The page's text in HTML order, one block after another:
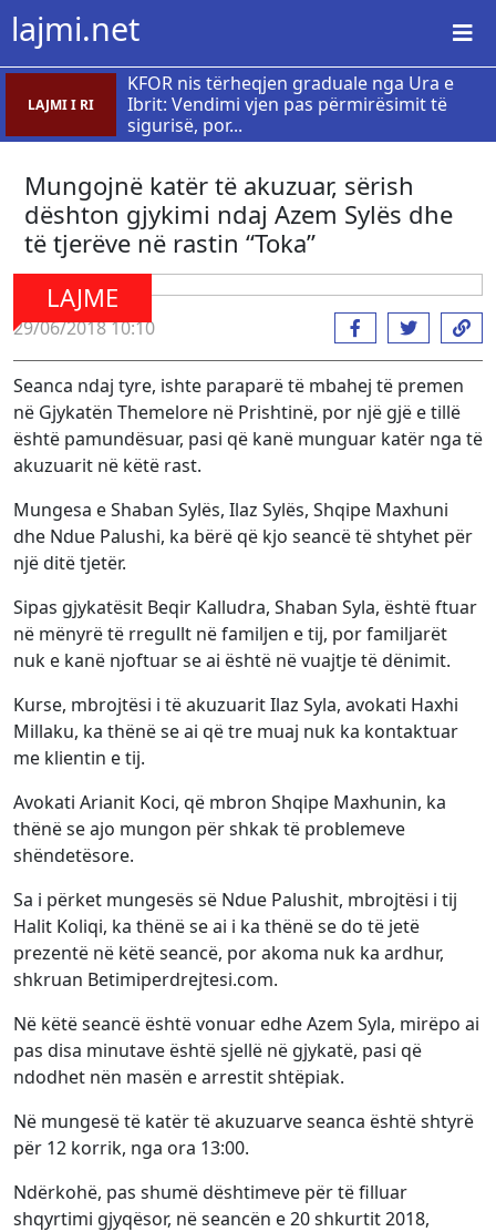
lajmi.net
LAJMI I RI
KFOR nis tërheqjen graduale nga Ura e
Ibrit: Vendimi vjen pas përmirësimit të
sigurisë, por...
Mungojnë katër të akuzuar, sërish
dështon gjykimi ndaj Azem Sylës dhe
të tjerëve në rastin “Toka”
LAJME
29/06/2018 10:10
Seanca ndaj tyre, ishte paraparë të mbahej të premen
në Gjykatën Themelore në Prishtinë, por një gjë e tillë
është pamundësuar, pasi që kanë munguar katër nga të
akuzuarit në këtë rast.
Mungesa e Shaban Sylës, Ilaz Sylës, Shqipe Maxhuni
dhe Ndue Palushi, ka bërë që kjo seancë të shtyhet për
një ditë tjetër.
Sipas gjykatësit Beqir Kalludra, Shaban Syla, është ftuar
në mënyrë të rregullt në familjen e tij, por familjarët
nuk e kanë njoftuar se ai është në vuajtje të dënimit.
Kurse, mbrojtësi i të akuzuarit Ilaz Syla, avokati Haxhi
Millaku, ka thënë se ai që tre muaj nuk ka kontaktuar
me klientin e tij.
Avokati Arianit Koci, që mbron Shqipe Maxhunin, ka
thënë se ajo mungon për shkak të problemeve
shëndetësore.
Sa i përket mungesës së Ndue Palushit, mbrojtësi i tij
Halit Koliqi, ka thënë se ai i ka thënë se do të jetë
prezentë në këtë seancë, por akoma nuk ka ardhur,
shkruan Betimiperdrejtesi.com.
Në këtë seancë është vonuar edhe Azem Syla, mirëpo ai
pas disa minutave është sjellë në gjykatë, pasi që
ndodhet nën masën e arrestit shtëpiak.
Në mungesë të katër të akuzuarve seanca është shtyrë
për 12 korrik, nga ora 13:00.
Ndërkohë, pas shumë dështimeve për të filluar
shqyrtimi gjyqësor, në seancën e 20 shkurtit 2018,